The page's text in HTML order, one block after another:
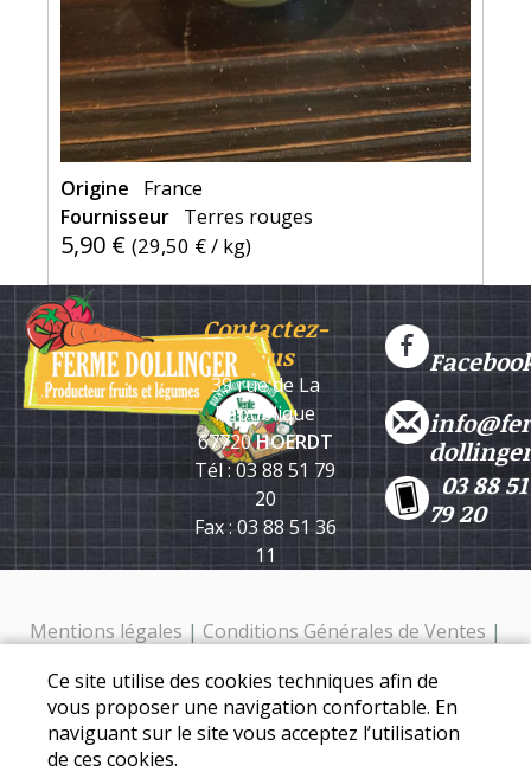
Origine
France
Fournisseur Terres rouges
5,90 € (29,50 €/ kg)
Contactez-
nous
39 rue de La
République
67720HOERDT
Tél : 03 88 51 79
20
Fax : 03 88 51 36
11
03 88 51
79 20
Mentions légales | Conditions Générales de Ventes |
Ferme Dollinger - 39 rue de la république - 67720 Hoerdt -
Tél. : 03 88 51 79 20
Ce site utilise des cookies techniques afin de
vous proposer une navigation confortable. En
naviguant sur le site vous acceptez l’utilisation
de ces cookies.